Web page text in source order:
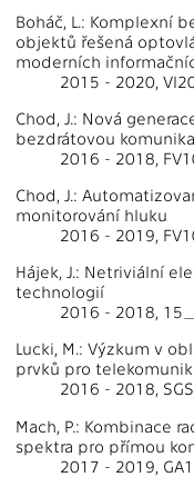
Boháč, L.: Komplexní
objektů řešená
moderních
2015 - 2020,
Chod, J.: Nová
bezdrátovou
2016 - 2018,
Chod, J.:
monitorování hluku
2016 - 2019,
Hájek, J.: Netriviální
technologií
2016 - 2018,
Lucki, M.: Výzkum v
prvků pro
2016 - 2018,
Mach, P.: Kombinace
spektra pro přímou
2017 - 2019,